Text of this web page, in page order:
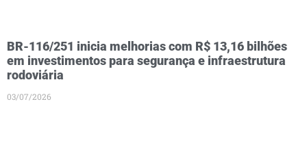
BR-116/251 inicia melhorias com R$ 13,16 bilhões
em investimentos para segurança e infraestrutura
rodoviária
03/07/2026